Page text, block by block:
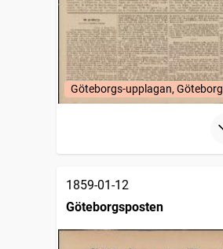
Göteborgs-upplagan, Göteborg
1859-01-12
Göteborgsposten